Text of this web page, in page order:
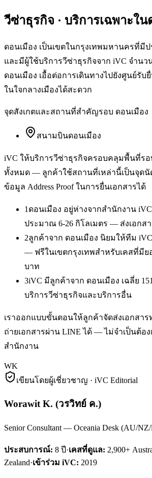
วีซ่าธุรกิจ · บริการเฉพาะใน
ดอนเมือง เป็นเขตในกรุงเทพมหานครที่มี
และมีผู้ใช้บริการวีซ่าธุรกิจจาก iVC จำนว
ดอนเมือง เอื้อต่อการเดินทางไปยังศูนย์รั
ในใจกลางเมืองได้สะดวก
จุดสังเกตและสถานที่สำคัญรอบ ดอนเมือง
สนามบินดอนเมือง
iVC ให้บริการวีซ่าธุรกิจครอบคลุมพื้นที่รอ
ทั้งหมด — ลูกค้าใช้สถานที่เหล่านี้เป็นจุดนั
ข้อมูล Address Proof ในการยื่นเอกสารได้
1ดอนเมือง อยู่ห่างจากสำนักงาน
ประมาณ 6-26 กิโลเมตร — ส่งเอกส
2ลูกค้าจาก ดอนเมือง นิยมให้ทีม
— ฟรีในเขตกรุงเทพสำหรับเคสที่มีย
บาท
3iVC มีลูกค้าจาก ดอนเมือง เฉลี่ย
บริการวีซ่าธุรกิจและบริการอื่น
เราออกแบบขั้นตอนให้ลูกค้าจัดส่งเอกสา
ถ่ายเอกสารผ่าน LINE ได้ — ไม่จำเป็นต้อง
สำนักงาน
WK
เขียนโดยผู้เชี่ยวชาญ · iVC Editorial
Worawit K. (วรวิทย์ ค.)
Senior Consultant — Oceania Desk (AU/
ประสบการณ์: 8 ปี·เคสที่ดูแล: 2,900+
Zealand·เข้าร่วม iVC: 2019